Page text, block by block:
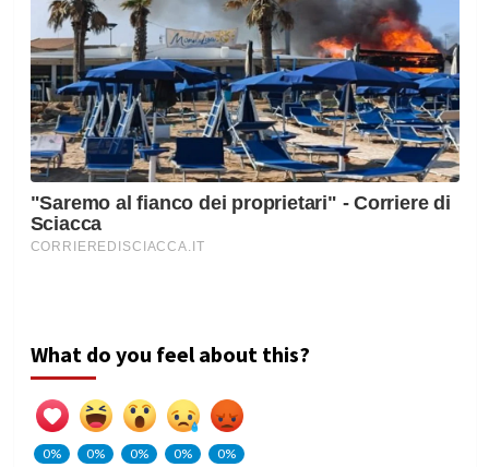
What do you feel about this?
0%
0%
0%
0%
0%